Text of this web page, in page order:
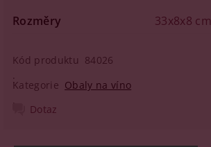
Rozměry 33x8x8 cm
Kód produktu 84026
Kategorie Obaly na víno
Dotaz